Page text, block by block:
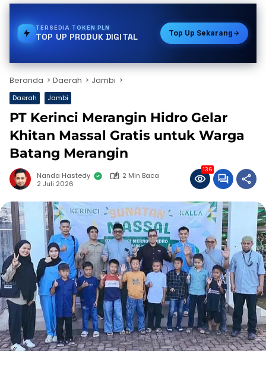
TERSEDIA STREAMING
TOP UP PRODUK DIGITAL Top Up Sekarang
Beranda Daerah Jambi
Daerah Jambi
PT Kerinci Merangin Hidro Gelar
Khitan Massal Gratis untuk Warga
Batang Merangin
Nanda Hastedy
2 Min Baca
2 Juli 2026
136